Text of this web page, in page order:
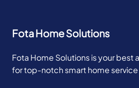
Fota Home Solutions
Fota Home Solutions is your best
for top-notch smart home service